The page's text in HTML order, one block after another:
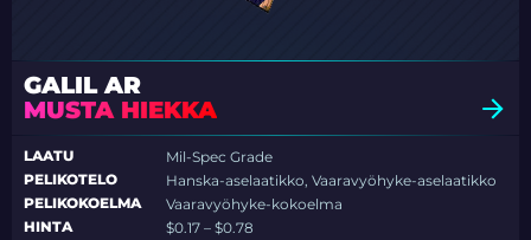
GALIL AR
MUSTA HIEKKA
LAATU
Mil-Spec Grade
PELIKOTELO
Hanska-aselaatikko, Vaaravyöhyke-aselaatikko
PELIKOKOELMA
Vaaravyöhyke-kokoelma
HINTA
$0.17 – $0.78